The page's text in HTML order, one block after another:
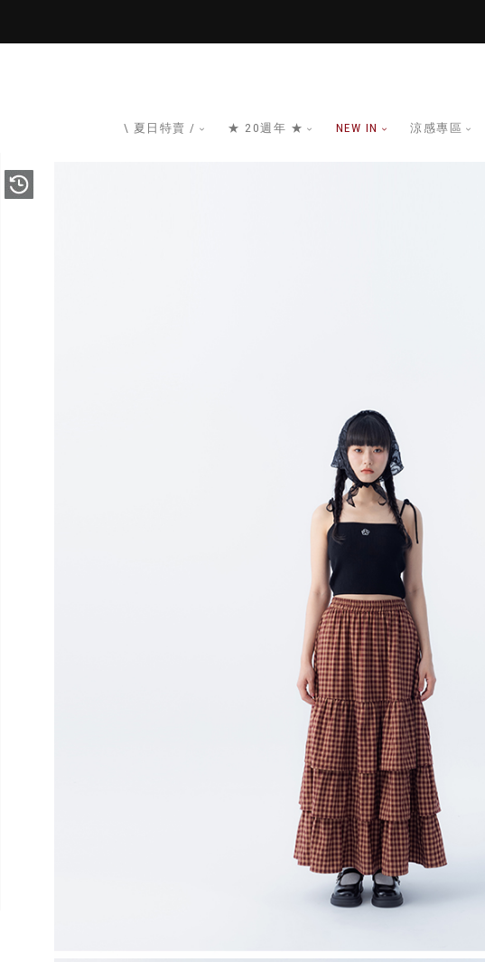
\ 夏日特賣 / ★ 20週年 ★ NEW IN 涼感專區